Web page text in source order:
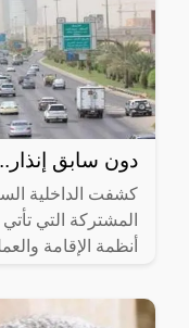
دون سابق
كشفت الداخلية
المشتركة التي
أنظمة الإقامة